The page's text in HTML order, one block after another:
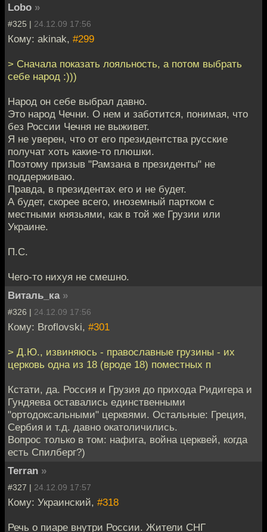
Lobo »
#325 | 24.12.09 17:56
Кому: akinak, #299
> Сначала показать лояльность, а потом выбрать
себе народ :)))
Народ он себе выбрал давно.
Это народ Чечни. О нем и заботится, понимая, что
без России Чечня не выживет.
Я не уверен, что от его президентства русские
получат хоть какие-то плюшки.
Поэтому призыв "Рамзана в президенты" не
поддерживаю.
Правда, в президентах его и не будет.
А будет, скорее всего, иноземный партком с
местными князьями, как в той же Грузии или
Украине.
П.С.
Чего-то нихуя не смешно.
Виталь_ка »
#326 | 24.12.09 17:56
Кому: Broflovski, #301
> Д.Ю., извиняюсь - православные грузины - их
церковь одна из 18 (вроде 18) поместных п
Кстати, да. Россия и Грузия до прихода Ридигера и
Гундяева оставались единственными
"ортодоксальными" церквями. Остальные: Греция,
Сербия и т.д. давно окатоличились.
Вопрос только в том: нафига, война церквей, когда
есть Спилберг?)
Terran »
#327 | 24.12.09 17:57
Кому: Украинский, #318
Речь о пиаре внутри России. Жители СНГ